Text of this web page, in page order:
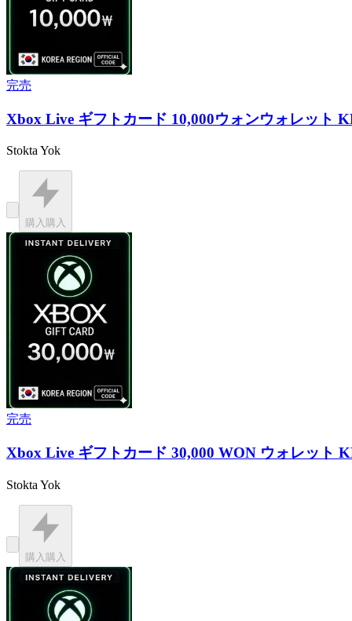
完売
Xbox Live ギフトカード 10,000ウォンウォレット
Stokta Yok
購入 購入
完売
Xbox Live ギフトカード 30,000 WON ウォレット
Stokta Yok
購入 購入